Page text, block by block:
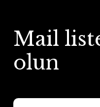
Mail
olun